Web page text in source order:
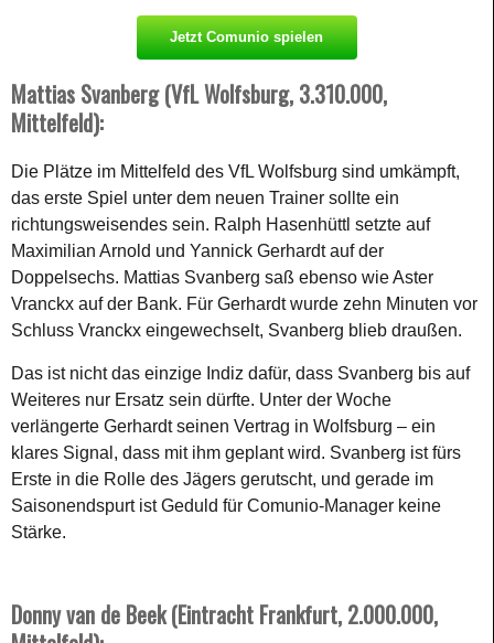
Jetzt Comunio spielen
Mattias Svanberg (VfL Wolfsburg, 3.310.000,
Mittelfeld):
Die Plätze im Mittelfeld des VfL Wolfsburg sind umkämpft,
das erste Spiel unter dem neuen Trainer sollte ein
richtungsweisendes sein. Ralph Hasenhüttl setzte auf
Maximilian Arnold und Yannick Gerhardt auf der
Doppelsechs. Mattias Svanberg saß ebenso wie Aster
Vranckx auf der Bank. Für Gerhardt wurde zehn Minuten vor
Schluss Vranckx eingewechselt, Svanberg blieb draußen.
Das ist nicht das einzige Indiz dafür, dass Svanberg bis auf
Weiteres nur Ersatz sein dürfte. Unter der Woche
verlängerte Gerhardt seinen Vertrag in Wolfsburg – ein
klares Signal, dass mit ihm geplant wird. Svanberg ist fürs
Erste in die Rolle des Jägers gerutscht, und gerade im
Saisonendspurt ist Geduld für Comunio-Manager keine
Stärke.
Donny van de Beek (Eintracht Frankfurt, 2.000.000,